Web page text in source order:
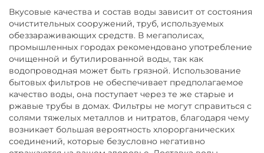
Вкусовые качества и состав воды зависит от состояния
очистительных сооружений, труб, используемых
обеззараживающих средств. В мегаполисах,
промышленных городах рекомендовано употребление
очищенной и бутилированной воды, так как
водопроводная может быть грязной. Использование
бытовых фильтров не обеспечивает предполагаемое
качество воды, она поступает через те же старые и
ржавые трубы в домах. Фильтры не могут справиться с
солями тяжелых металлов и нитратов, благодаря чему
возникает большая вероятность хлорорганических
соединений, которые безусловно негативно